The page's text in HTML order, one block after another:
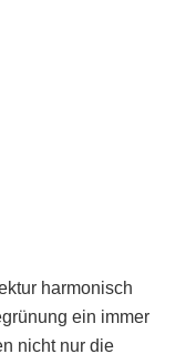
harmonisch
ein immer
nicht nur die